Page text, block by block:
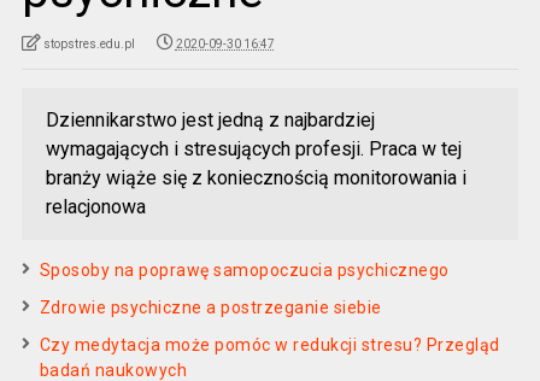
stopstres.edu.pl 2020-09-30 16:47
Dziennikarstwo jest jedną z najbardziej
wymagających i stresujących profesji. Praca w tej
branży wiąże się z koniecznością monitorowania i
relacjonowa
Sposoby na poprawę samopoczucia psychicznego
Zdrowie psychiczne a postrzeganie siebie
Czy medytacja może pomóc w redukcji stresu? Przegląd
badań naukowych